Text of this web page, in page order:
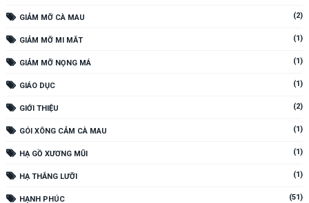
GIẢM MỠ CÀ MAU (2)
GIẢM MỠ MI MẮT (1)
GIẢM MỠ NỌNG MÁ (1)
GIÁO DỤC (1)
GIỚI THIỆU (2)
GÓI XÔNG CẢM CÀ MAU (1)
HẠ GỒ XƯƠNG MŨI (1)
HẠ THẮNG LƯỠI (1)
HẠNH PHÚC (51)